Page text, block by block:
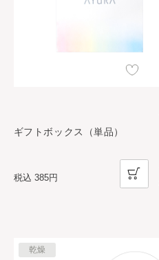
ギフトボックス（単品）
税込 385円
乾燥